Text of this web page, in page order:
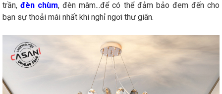
trần,đèn chùm, đèn mâm...để có thể đảm bảo đem đến cho
bạn sự thoải mái nhất khi nghỉ ngơi thư giãn.